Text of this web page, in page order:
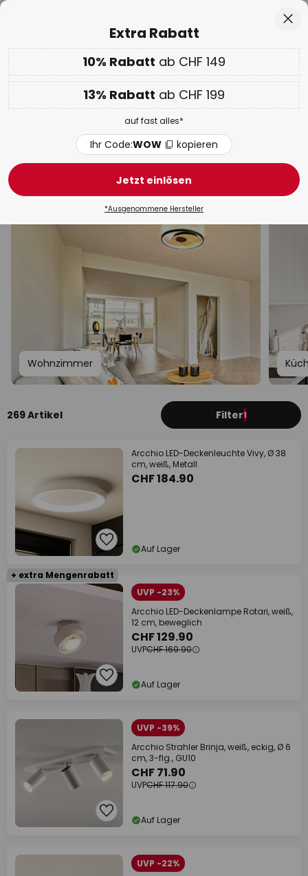
Nur
02D 11H 29M 30S
10% ab CHF 149 & 13% ab CHF 199 extraauf fast alles
Code:WOW kopieren
WOW Week:Bis zu -70%
Arcchio Deckenleuchten
Design Deckenleuchten Deckenleuchten modern
Wohnzimmer
269 Artikel Filter1
Arcchio LED-Deckenleuchte Vivy, Ø 38
cm, weiß, Metall
CHF 184.90
Auf Lager
+ extra Mengenrabatt
UVP -23%
Arcchio LED-Deckenlampe Rotari, weiß,
12 cm, beweglich
CHF 129.90
UVPCHF 169.90
Auf Lager
UVP -39%
Arcchio Strahler Brinja, weiß, eckig, Ø 6
cm, 3-flg., GU10
CHF 71.90
UVPCHF 117.90
Auf Lager
UVP -22%
Extra Rabatt
10% Rabatt ab CHF 149
13% Rabatt ab CHF 199
auf fast alles*
Ihr Code:WOW kopieren
Jetzt einlösen
*Ausgenommene Hersteller